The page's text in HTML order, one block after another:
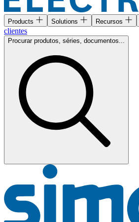
Products Solutions Recursos
clientes
Procurar produtos, séries, documentos...